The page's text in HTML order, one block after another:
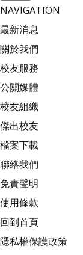
NAVIGATION
最新消息
關於我們
校友服務
公關媒體
校友組織
傑出校友
檔案下載
聯絡我們
免責聲明
使用條款
回到首頁
隱私權保護政策